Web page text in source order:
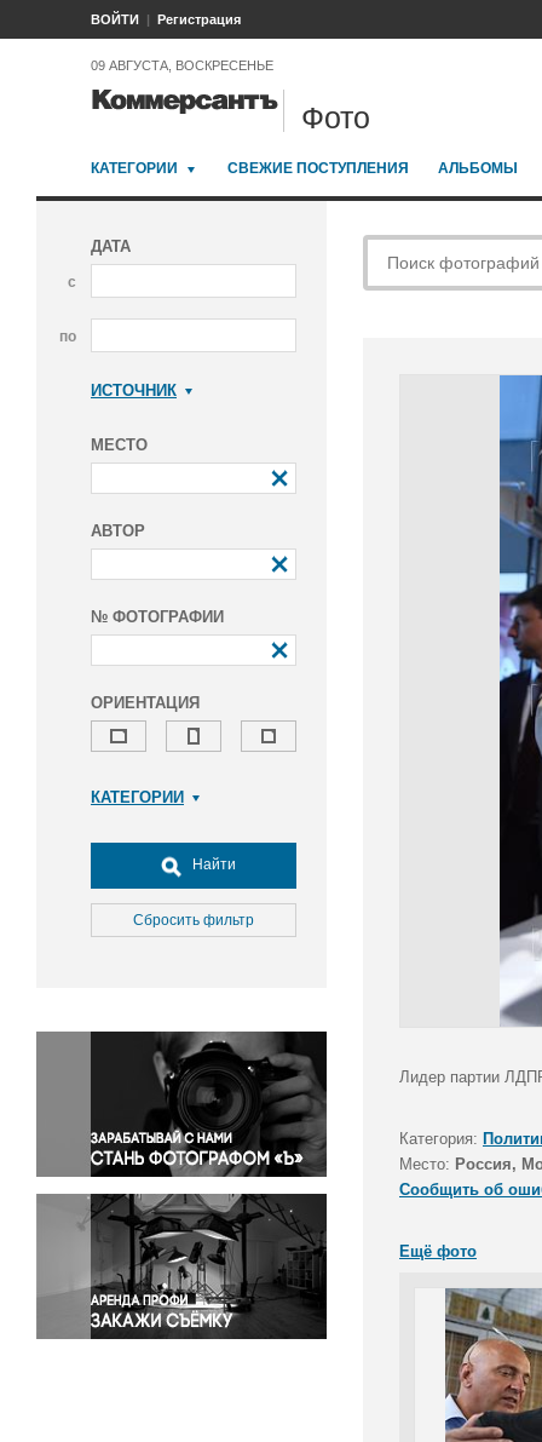
ВОЙТИ Регистрация
09 АВГУСТА, ВОСКРЕСЕНЬЕ
Фото
КАТЕГОРИИ СВЕЖИЕ ПОСТУПЛЕНИЯ АЛЬБОМЫ
ДАТА
с
по
ИСТОЧНИК
МЕСТО
АВТОР
№ ФОТОГРАФИИ
ОРИЕНТАЦИЯ
КАТЕГОРИИ
Досуг, туризм и отдых
Культура
Медицина
Окружающая среда
Политика
Правосудие
Происшествия и конфликты
Религия
Светская жизнь
Спорт
Экология
Экономика и бизнес
Найти
Сбросить фильтр
Лидер партии
Категория:
Место: Россия,
Сообщить об
Ещё фото